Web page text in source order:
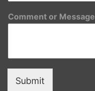
Comment or Message
Submit